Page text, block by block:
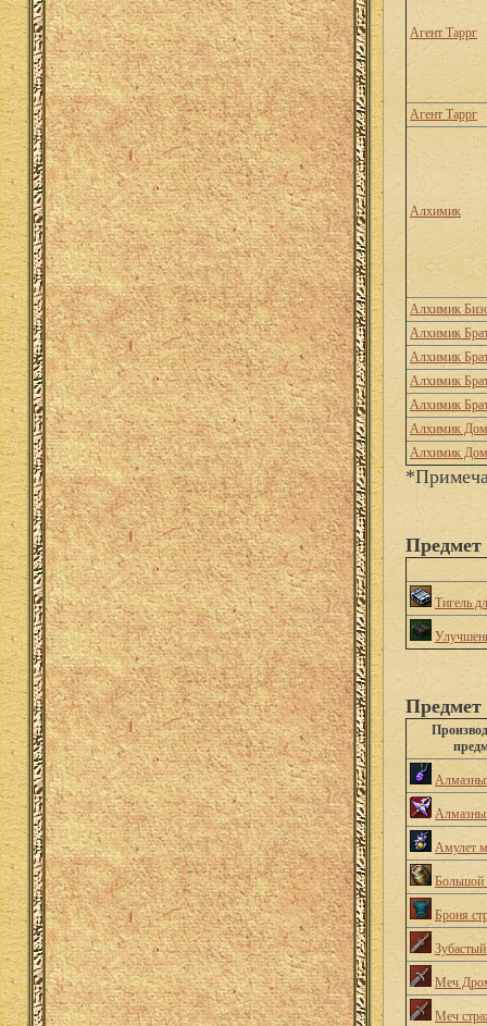
Агент Таррг
Агент Таррг
Алхимик
Алхимик
Алхимик
Алхимик
Алхимик
Алхимик
Алхимик
Алхимик
Тигель
Предмет
Амулет
Большой
Броня
Меч
Меч